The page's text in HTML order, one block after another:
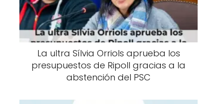
La ultra Sílvia Orriols aprueba los
presupuestos de Ripoll gracias a la
abstención del PSC